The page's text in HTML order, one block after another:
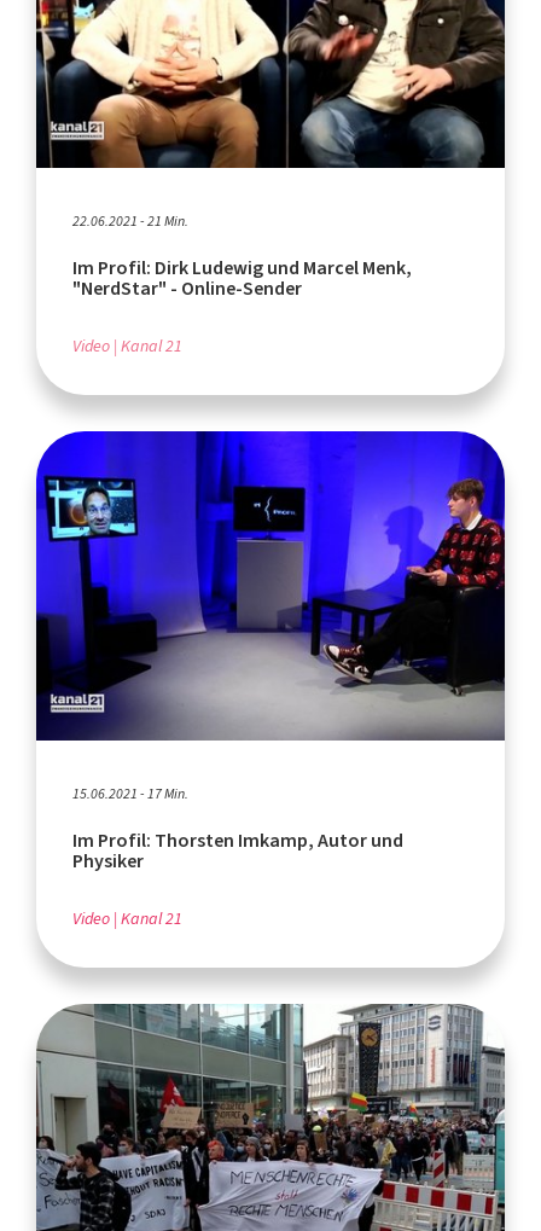
22.06.2021 - 21 Min.
Im Profil: Dirk Ludewig und Marcel Menk,
"NerdStar" - Online-Sender
Video Kanal 21
15.06.2021 - 17 Min.
Im Profil: Thorsten Imkamp, Autor und
Physiker
Video Kanal 21